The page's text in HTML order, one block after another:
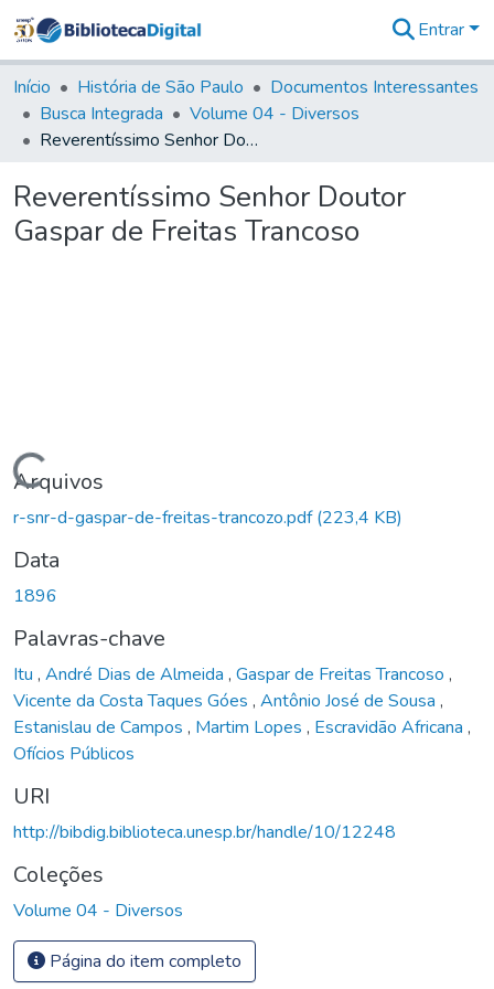
&
Coleções
Tudo na
Biblioteca
Estatísticas
Entrar
Início História de São Paulo
Documentos Interessantes
Busca Integrada
Volume 04 - Diversos
Reverentíssimo Senhor Doutor Gaspar de Freitas Trancoso
Reverentíssimo Senhor Doutor
Gaspar de Freitas Trancoso
Carregando...
Arquivos
r-snr-d-gaspar-de-freitas-trancozo.pdf(223,4 KB)
Data
1896
Palavras-chave
Itu , André Dias de Almeida , Gaspar de Freitas Trancoso ,
Vicente da Costa Taques Góes , Antônio José de Sousa ,
Estanislau de Campos , Martim Lopes , Escravidão Africana ,
Ofícios Públicos
URI
http://bibdig.biblioteca.unesp.br/handle/10/12248
Coleções
Volume 04 - Diversos
Página do item completo